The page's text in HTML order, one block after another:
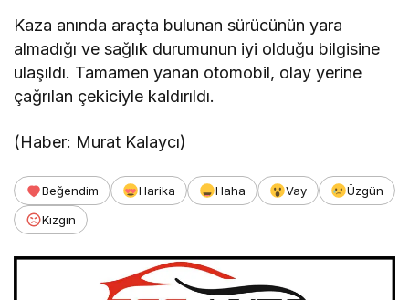
Kaza anında araçta bulunan sürücünün yara
almadığı ve sağlık durumunun iyi olduğu bilgisine
ulaşıldı. Tamamen yanan otomobil, olay yerine
çağrılan çekiciyle kaldırıldı.
(Haber: Murat Kalaycı)
Beğendim Harika Haha Vay
Üzgün
Kızgın